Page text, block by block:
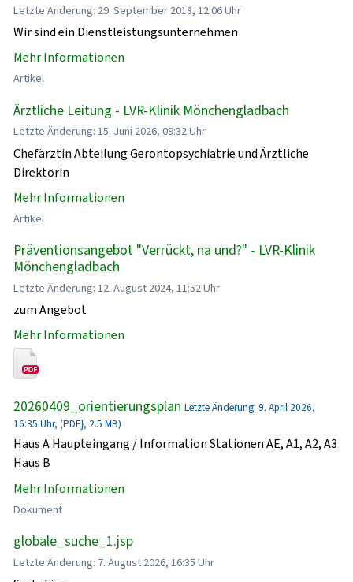
Letzte Änderung: 29. September 2018, 12:06 Uhr
Wir sind ein Dienstleistungsunternehmen
Mehr Informationen
Artikel
Ärztliche Leitung - LVR-Klinik Mönchengladbach
Letzte Änderung: 15. Juni 2026, 09:32 Uhr
Chefärztin Abteilung Gerontopsychiatrie und Ärztliche
Direktorin
Mehr Informationen
Artikel
Präventionsangebot "Verrückt, na und?" - LVR-Klinik
Mönchengladbach
Letzte Änderung: 12. August 2024, 11:52 Uhr
zum Angebot
Mehr Informationen
20260409_orientierungsplan Letzte Änderung: 9. April 2026,
16:35 Uhr, (PDF}, 2.5 MB)
Haus A Haupteingang / Information Stationen AE, A1, A2, A3
Haus B
Mehr Informationen
Dokument
globale_suche_1.jsp
Letzte Änderung: 7. August 2026, 16:35 Uhr